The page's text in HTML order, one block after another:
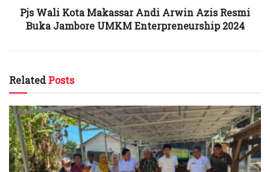
Pjs Wali Kota Makassar Andi Arwin Azis Resmi
Buka Jambore UMKM Enterpreneurship 2024
RelatedPosts